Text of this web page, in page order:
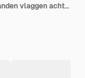
Azerbeidzjan versus Sint Maarten twee landen vlaggen achtergrond